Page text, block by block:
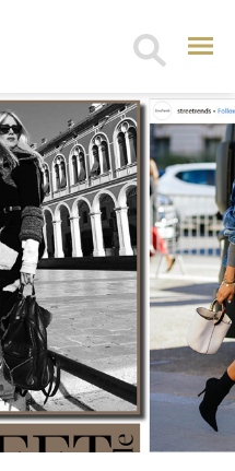
Search